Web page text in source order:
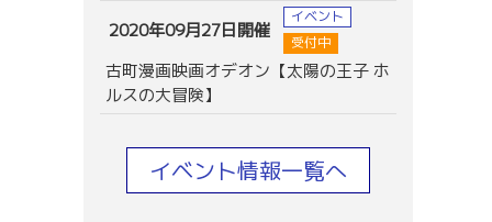
2020年09月27日開催
イベント
受付中
古町漫画映画オデオン【太陽の王子 ホ
ルスの大冒険】
イベント情報一覧へ